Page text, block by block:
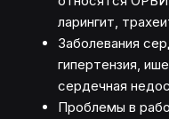
ларингит,
Заболевания
гипертензия,
сердечная
Проблемы в